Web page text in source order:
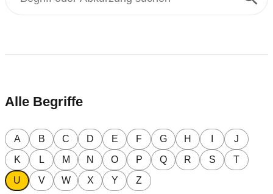
Alle Begriffe
A B C D E F G H
J
K
L M N O P Q R S
T
U
V W X Y Z